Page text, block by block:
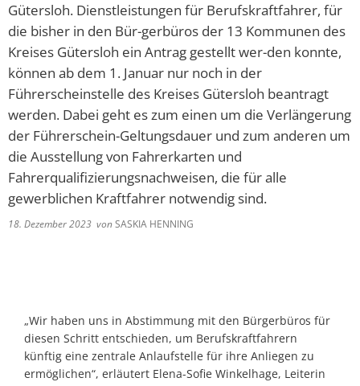
Gütersloh. Dienstleistungen für Berufskraftfahrer, für
die bisher in den Bür-gerbüros der 13 Kommunen des
Kreises Gütersloh ein Antrag gestellt wer-den konnte,
können ab dem 1. Januar nur noch in der
Führerscheinstelle des Kreises Gütersloh beantragt
werden. Dabei geht es zum einen um die Verlängerung
der Führerschein-Geltungsdauer und zum anderen um
die Ausstellung von Fahrerkarten und
Fahrerqualifizierungsnachweisen, die für alle
gewerblichen Kraftfahrer notwendig sind.
18. Dezember 2023 vonSASKIA HENNING
„Wir haben uns in Abstimmung mit den Bürgerbüros für
diesen Schritt entschieden, um Berufskraftfahrern
künftig eine zentrale Anlaufstelle für ihre Anliegen zu
ermöglichen“, erläutert Elena-Sofie Winkelhage, Leiterin